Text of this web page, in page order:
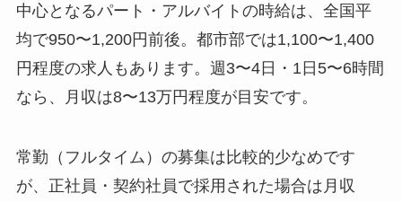
中心となるパート・アルバイトの時給は、全国平
均で950〜1,200円前後。都市部では1,100〜1,400
円程度の求人もあります。週3〜4日・1日5〜6時間
なら、月収は8〜13万円程度が目安です。
常勤（フルタイム）の募集は比較的少なめです
が、正社員・契約社員で採用された場合は月収